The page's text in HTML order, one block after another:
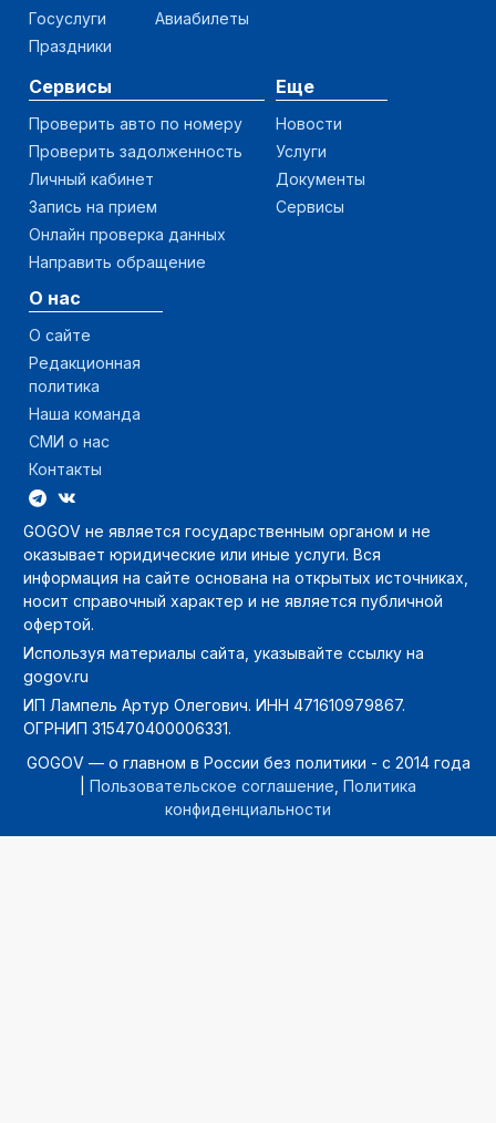
Госуслуги
Праздники
Авиабилеты
Сервисы
Проверить авто по номеру
Проверить задолженность
Личный кабинет
Запись на прием
Онлайн проверка данных
Направить обращение
Еще
Новости
Услуги
Документы
Сервисы
О нас
О сайте
Редакционная
политика
Наша команда
СМИ о нас
Контакты
GOGOV не является государственным органом и не
оказывает юридические или иные услуги. Вся
информация на сайте основана на открытых источниках,
носит справочный характер и не является публичной
офертой.
Используя материалы сайта, указывайте ссылку на
gogov.ru
ИП Лампель Артур Олегович. ИНН 471610979867.
ОГРНИП 315470400006331.
GOGOV — о главном в России без политики - с 2014 года
Пользовательское соглашение Политика
конфиденциальности